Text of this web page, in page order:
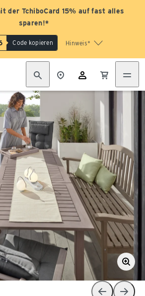
der TchiboCard 15% auf fast alles
sparen!*
Code kopieren Hinweis*